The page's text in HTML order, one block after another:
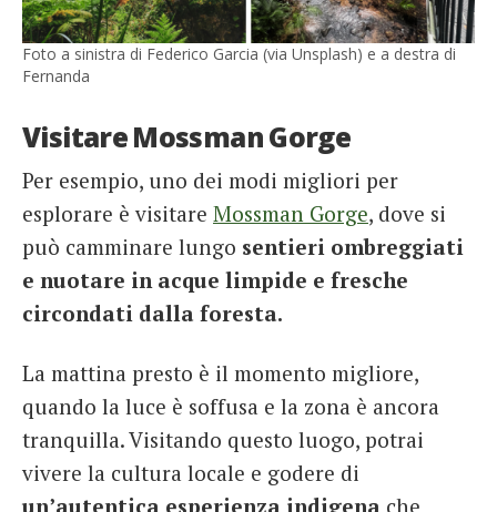
Foto a sinistra di Federico Garcia (via Unsplash) e a destra di
Fernanda
Visitare Mossman Gorge
Per esempio, uno dei modi migliori per
esplorare è visitare Mossman Gorge, dove si
può camminare lungo sentieri ombreggiati
e nuotare in acque limpide e fresche
circondati dalla foresta.
La mattina presto è il momento migliore,
quando la luce è soffusa e la zona è ancora
tranquilla. Visitando questo luogo, potrai
vivere la cultura locale e godere di
un’autentica esperienza indigena che